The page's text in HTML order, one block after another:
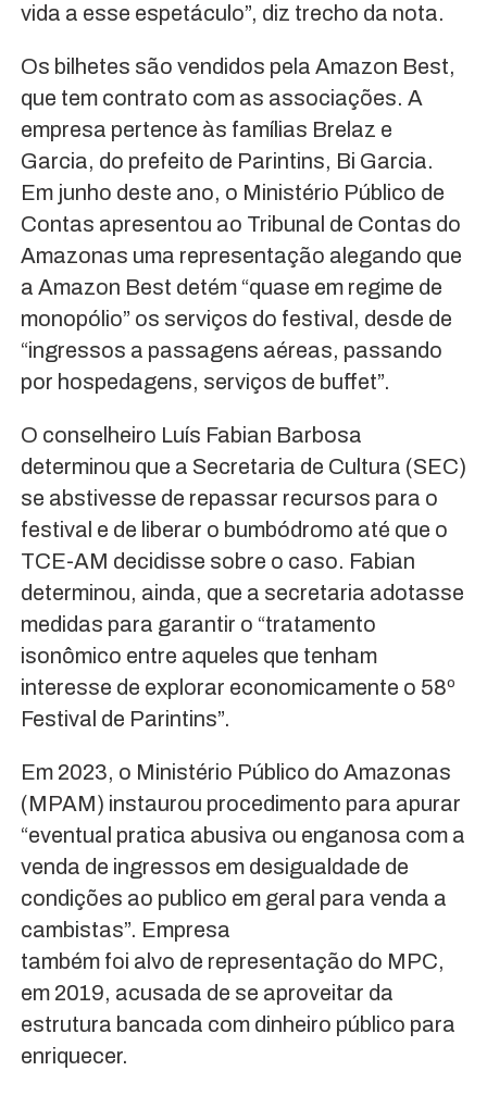
vida a esse espetáculo”, diz trecho da nota.
Os bilhetes são vendidos pela Amazon Best,
que tem contrato com as associações. A
empresa pertence às famílias Brelaz e
Garcia, do prefeito de Parintins, Bi Garcia.
Em junho deste ano, o Ministério Público de
Contas apresentou ao Tribunal de Contas do
Amazonas uma representação alegando que
a Amazon Best detém “quase em regime de
monopólio” os serviços do festival, desde de
“ingressos a passagens aéreas, passando
por hospedagens, serviços de buffet”.
O conselheiro Luís Fabian Barbosa
determinou que a Secretaria de Cultura (SEC)
se abstivesse de repassar recursos para o
festival e de liberar o bumbódromo até que o
TCE-AM decidisse sobre o caso. Fabian
determinou, ainda, que a secretaria adotasse
medidas para garantir o “tratamento
isonômico entre aqueles que tenham
interesse de explorar economicamente o 58º
Festival de Parintins”.
Em 2023, o Ministério Público do Amazonas
(MPAM) instaurou procedimento para apurar
“eventual pratica abusiva ou enganosa com a
venda de ingressos em desigualdade de
condições ao publico em geral para venda a
cambistas”. Empresa
também foi alvo de representação do MPC,
em 2019, acusada de se aproveitar da
estrutura bancada com dinheiro público para
enriquecer.